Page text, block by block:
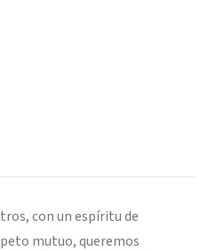
con un espíritu de
mutuo, queremos